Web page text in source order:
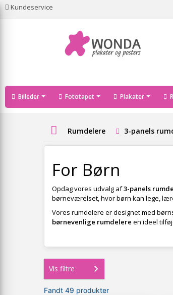
Kundeservice
Billeder Fototapet Plakater
Rumdelere 3-panels
For Børn
Opdag vores udvalg af3-panels
børneværelset, hvor børn kan lege,
Vores rumdelere er designet med
børnevenlige rumdelere en ideel
Vis filtre
Fandt 49 produkter